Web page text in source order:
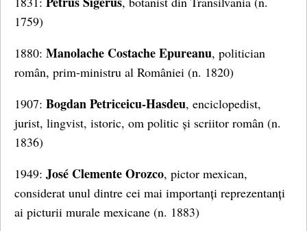
1759)
1880: Manolache Costache Epureanu, politician
român, prim-ministru al României (n. 1820)
1907: Bogdan Petriceicu-Hasdeu, enciclopedist,
jurist, lingvist, istoric, om politic și scriitor român (n.
1836)
1949: José Clemente Orozco, pictor mexican,
considerat unul dintre cei mai importanți reprezentanți
ai picturii murale mexicane (n. 1883)